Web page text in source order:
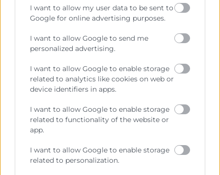
I want to allow my user data to be sent to
Google for online advertising purposes.
I want to allow Google to send me
personalized advertising.
I want to allow Google to enable storage
related to analytics like cookies on web or
device identifiers in apps.
I want to allow Google to enable storage
related to functionality of the website or
app.
I want to allow Google to enable storage
related to personalization.
Contacto
Rafael Mossi
Coordinador Gestión de Proyectos
rmossi@camaravalencia.com